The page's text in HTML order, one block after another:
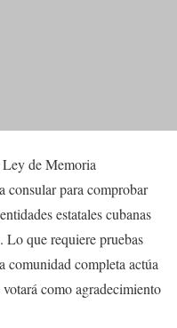
de Memoria
consular para comprobar
estatales cubanas
que requiere pruebas
comunidad completa actúa
como agradecimiento